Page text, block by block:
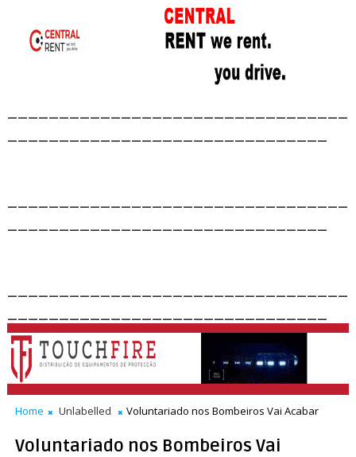
Home Unlabelled Voluntariado nos Bombeiros Vai Acabar
Voluntariado nos Bombeiros Vai